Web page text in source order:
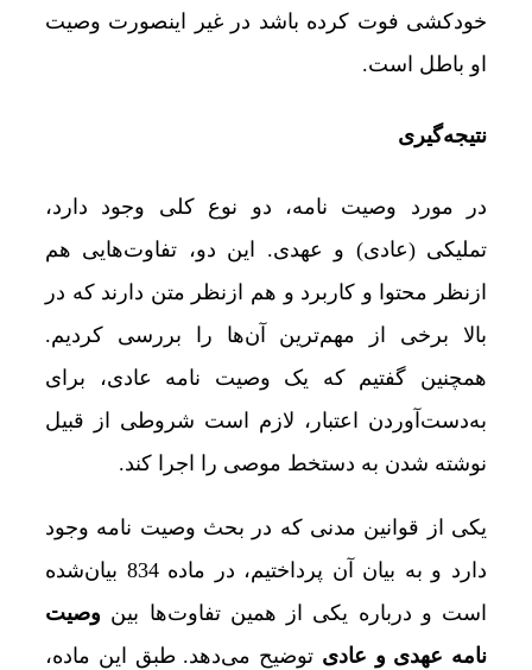
خودکشی فوت کرده باشد در غیر اینصورت وصیت
او باطل است.
نتیجه‌گیری
در مورد وصیت نامه، دو نوع کلی وجود دارد،
تملیکی (عادی) و عهدی. این دو، تفاوت‌هایی هم
ازنظر محتوا و کاربرد و هم ازنظر متن دارند که در
بالا برخی از مهم‌ترین آن‌ها را بررسی کردیم.
همچنین گفتیم که یک وصیت نامه عادی، برای
به‌دست‌آوردن اعتبار، لازم است شروطی از قبیل
نوشته شدن به دستخط موصی را اجرا کند.
یکی از قوانین مدنی که در بحث وصیت نامه وجود
دارد و به بیان آن پرداختیم، در ماده 834 بیان‌شده
است و درباره یکی از همین تفاوت‌ها بین وصیت
نامه عهدی و عادیتوضیح می‌دهد. طبق این ماده،